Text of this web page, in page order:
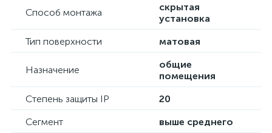
Способ монтажа
скрытая
установка
Тип поверхности
матовая
Назначение
общие
помещения
Степень защиты IP
20
Сегмент
выше среднего